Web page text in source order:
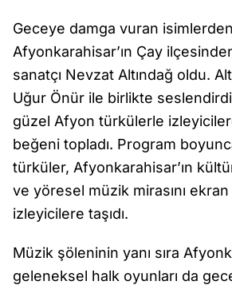
Geceye damga vuran
Afyonkarahisar’ın Çay
sanatçı Nevzat Altındağ oldu.
Uğur Önür ile birlikte
güzel Afyon türkülerle
beğeni topladı. Program
türküler, Afyonkarahisar’ın
ve yöresel müzik mirasını ekran
izleyicilere taşıdı.
Müzik şöleninin yanı sıra
geleneksel halk oyunları da